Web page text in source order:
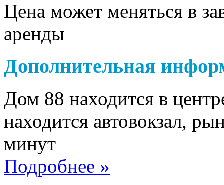
Цена может меняться в
аренды
Дополнительная
Дом 88 находится в
находится автовокзал,
минут
Подробнее »